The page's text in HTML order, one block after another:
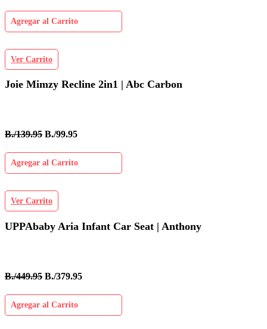
Agregar al Carrito
Ver Carrito
Joie Mimzy Recline 2in1 | Abc Carbon
B./139.95 B./99.95
Agregar al Carrito
Ver Carrito
UPPAbaby Aria Infant Car Seat | Anthony
B./449.95 B./379.95
Agregar al Carrito